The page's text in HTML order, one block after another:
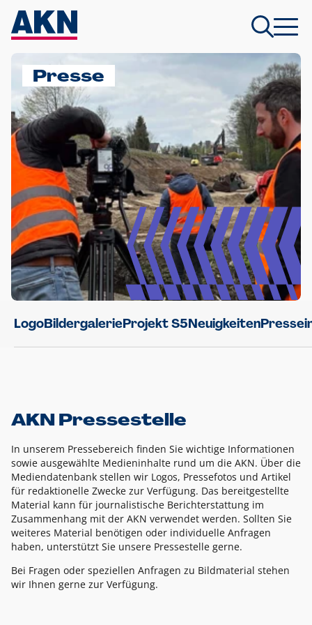
Presse
LogoBildergalerieProjekt S5Neuigkeiten
AKN Pressestelle
In unserem Pressebereich finden Sie wichtige Informationen
sowie ausgewählte Medieninhalte rund um die AKN. Über die
Mediendatenbank stellen wir Logos, Pressefotos und Artikel
für redaktionelle Zwecke zur Verfügung. Das bereitgestellte
Material kann für journalistische Berichterstattung im
Zusammenhang mit der AKN verwendet werden. Sollten Sie
weiteres Material benötigen oder individuelle Anfragen
haben, unterstützt Sie unsere Pressestelle gerne.
Bei Fragen oder speziellen Anfragen zu Bildmaterial stehen
wir Ihnen gerne zur Verfügung.